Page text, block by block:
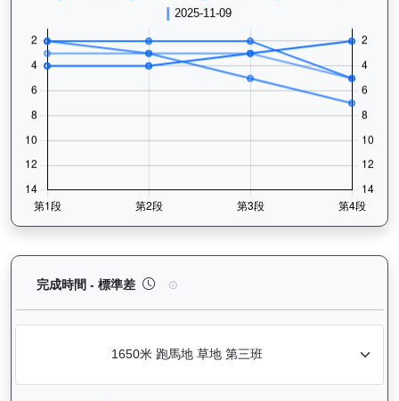
完成時間 - 標準差 正義波（K473）— 完成時間標準差分